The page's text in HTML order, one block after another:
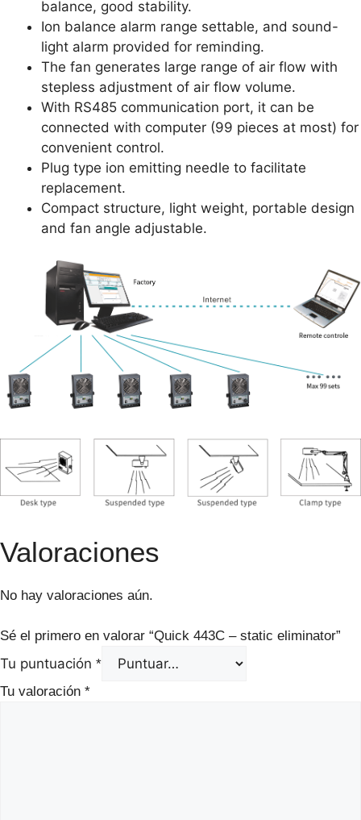
balance, good stability.
Ion balance alarm range settable, and sound-
light alarm provided for reminding.
The fan generates large range of air flow with
stepless adjustment of air flow volume.
With RS485 communication port, it can be
connected with computer (99 pieces at most) for
convenient control.
Plug type ion emitting needle to facilitate
replacement.
Compact structure, light weight, portable design
and fan angle adjustable.
Valoraciones
No hay valoraciones aún.
Sé el primero en valorar “Quick 443C – static eliminator”
Tu puntuación *
Tu valoración *